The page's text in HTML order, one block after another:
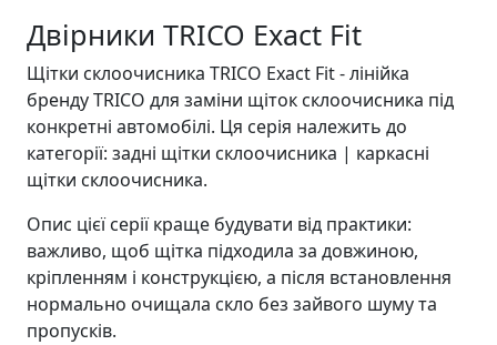
Двірники TRICO Exact Fit
Щітки склоочисника TRICO Exact Fit - лінійка
бренду TRICO для заміни щіток склоочисника під
конкретні автомобілі. Ця серія належить до
категорії: задні щітки склоочисника | каркасні
щітки склоочисника.
Опис цієї серії краще будувати від практики:
важливо, щоб щітка підходила за довжиною,
кріпленням і конструкцією, а після встановлення
нормально очищала скло без зайвого шуму та
пропусків.